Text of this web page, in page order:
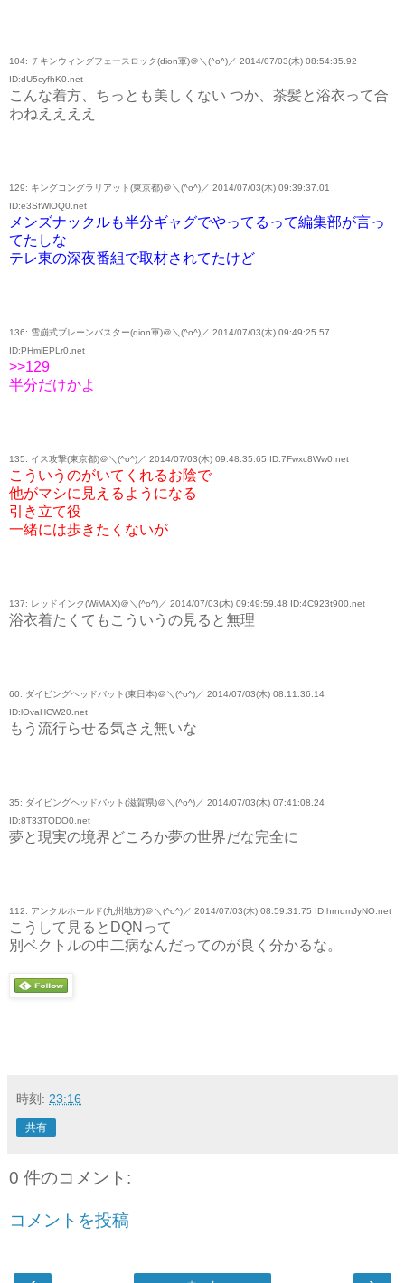
104: チキンウィングフェースロック(dion軍)＠＼(^o^)／ 2014/07/03(木) 08:54:35.92
ID:dU5cyfhK0.net
こんな着方、ちっとも美しくない つか、茶髪と浴衣って合
わねええええ
129: キングコングラリアット(東京都)＠＼(^o^)／ 2014/07/03(木) 09:39:37.01
ID:e3SfWlOQ0.net
メンズナックルも半分ギャグでやってるって編集部が言っ
てたしな
テレ東の深夜番組で取材されてたけど
136: 雪崩式ブレーンバスター(dion軍)＠＼(^o^)／ 2014/07/03(木) 09:49:25.57
ID:PHmiEPLr0.net
>>129
半分だけかよ
135: イス攻撃(東京都)＠＼(^o^)／ 2014/07/03(木) 09:48:35.65 ID:7Fwxc8Ww0.net
こういうのがいてくれるお陰で
他がマシに見えるようになる
引き立て役
一緒には歩きたくないが
137: レッドインク(WiMAX)＠＼(^o^)／ 2014/07/03(木) 09:49:59.48 ID:4C923t900.net
浴衣着たくてもこういうの見ると無理
60: ダイビングヘッドバット(東日本)＠＼(^o^)／ 2014/07/03(木) 08:11:36.14
ID:lOvaHCW20.net
もう流行らせる気さえ無いな
35: ダイビングヘッドバット(滋賀県)＠＼(^o^)／ 2014/07/03(木) 07:41:08.24
ID:8T33TQDO0.net
夢と現実の境界どころか夢の世界だな完全に
112: アンクルホールド(九州地方)＠＼(^o^)／ 2014/07/03(木) 08:59:31.75 ID:hrndmJyNO.net
こうして見るとDQNって
別ベクトルの中二病なんだってのが良く分かるな。
時刻: 23:16
共有
0 件のコメント:
コメントを投稿